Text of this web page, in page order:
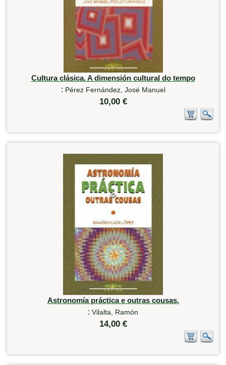
Cultura clásica. A dimensión cultural do tempo
: Pérez Fernández, José Manuel
10,00 €
Astronomía práctica e outras cousas.
: Vilalta, Ramón
14,00 €